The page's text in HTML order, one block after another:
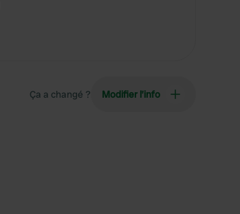
Ça a changé ? Modifier l’info